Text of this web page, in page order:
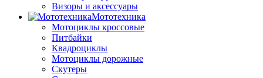
Визоры и аксессуары
Мототехника
Мотоциклы кроссовые
Питбайки
Квадроциклы
Мотоциклы дорожные
Скутеры